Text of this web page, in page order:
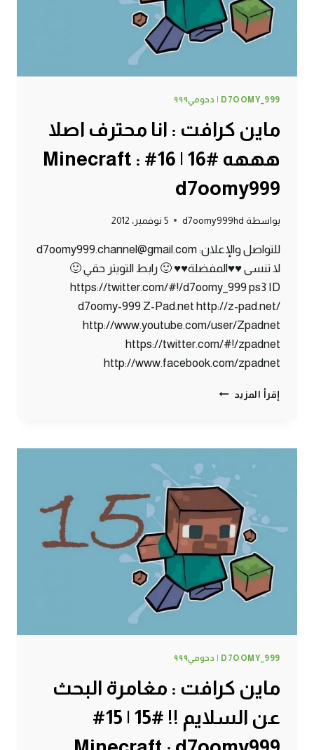
D7OOMY_999 | دحومي٩٩٩
ماين كرافت : انا محترف اصلا
هههه #16 | 16# Minecraft :
d7oomy999
بواسطة d7oomy999hd 5 نوفمبر، 2012
للتواصل والإعلان: d7oomy999.channel@gmail.com
لا تنسى ♥♥المفضلة♥♥ 🙂 رابط التويتر حقي 🙂
https://twitter.com/#!/d7oomy_999 ps3 ID
d7oomy-999 Z-Pad.net http://z-pad.net/
http://www.youtube.com/user/Zpadnet
https://twitter.com/#!/zpadnet
http://www.facebook.com/zpadnet
إقرأ المزيد ماين
محترف
هههه
#16
|
16#
MINECRAFT
:
D7OOMY999
D7OOMY_999 | دحومي٩٩٩
ماين كرافت : مغامرة البحث
عن السلايم !! #15 | 15#